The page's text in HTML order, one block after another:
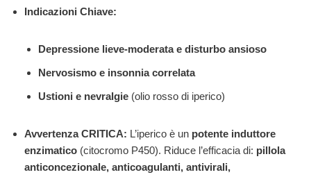
Indicazioni Chiave:
Depressione lieve-moderata e disturbo ansioso
Nervosismo e insonnia correlata
Ustioni e nevralgie (olio rosso di iperico)
Avvertenza CRITICA: L’iperico è un potente induttore
enzimatico (citocromo P450). Riduce l’efficacia di: pillola
anticoncezionale, anticoagulanti, antivirali,